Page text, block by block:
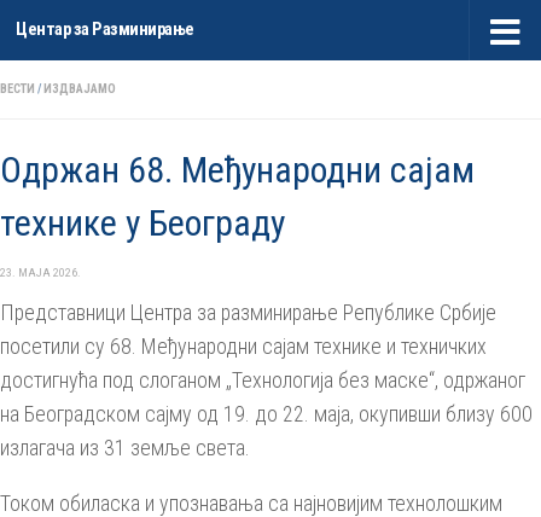
Skip to content
Центар за Разминирање
ВЕСТИ /ИЗДВАЈАМО
Одржан 68. Међународни сајам
технике у Београду
23. МАЈА 2026.
Представници Центра за разминирање Републике Србије
посетили су 68. Међународни сајам технике и техничких
достигнућа под слоганом „Технологија без маске“, одржаног
на Београдском сајму од 19. до 22. маја, окупивши близу 600
излагача из 31 земље света.
Током обиласка и упознавања са најновијим технолошким